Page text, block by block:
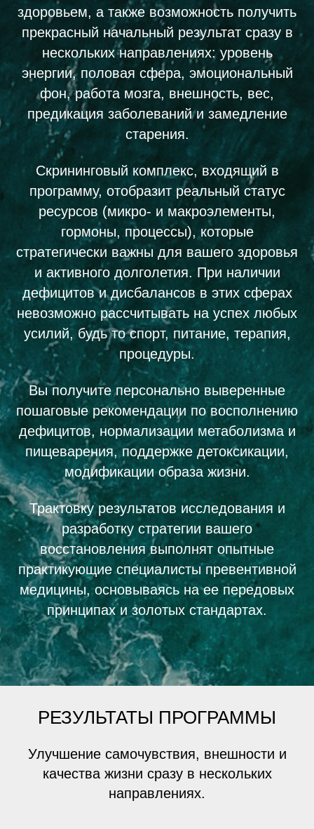
здоровьем, а также возможность получить
прекрасный начальный результат сразу в
нескольких направлениях: уровень
энергии, половая сфера, эмоциональный
фон, работа мозга, внешность, вес,
предикация заболеваний и замедление
старения.
Скрининговый комплекс, входящий в
программу, отобразит реальный статус
ресурсов (микро- и макроэлементы,
гормоны, процессы), которые
стратегически важны для вашего здоровья
и активного долголетия. При наличии
дефицитов и дисбалансов в этих сферах
невозможно рассчитывать на успех любых
усилий, будь то спорт, питание, терапия,
процедуры.
Вы получите персонально выверенные
пошаговые рекомендации по восполнению
дефицитов, нормализации метаболизма и
пищеварения, поддержке детоксикации,
модификации образа жизни.
Трактовку результатов исследования и
разработку стратегии вашего
восстановления выполнят опытные
практикующие специалисты превентивной
медицины, основываясь на ее передовых
принципах и золотых стандартах.
РЕЗУЛЬТАТЫ ПРОГРАММЫ
Улучшение самочувствия, внешности и
качества жизни сразу в нескольких
направлениях.